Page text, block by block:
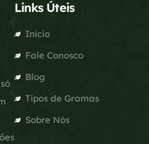
Links Úteis
Início
Fale Conosco
Blog
Tipos de Gramas
Sobre Nós